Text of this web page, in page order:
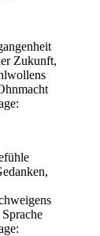
Zukunft,